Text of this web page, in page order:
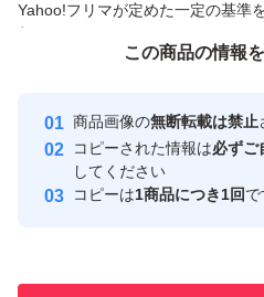
◯そのままはもちろん、冷蔵
冷凍庫で約３時間(厳守)凍ら
↑賞味期限 等、画像参照あれー
Yahoo!フリマが定めた一定の基準
付与しています
安心取引出品者
取引実績
この商品の情報
商品画像の無断転載は禁止
コピーされた情報は必ずご
してください
コピーは1商品につき1回で
この商品をみている人にオス